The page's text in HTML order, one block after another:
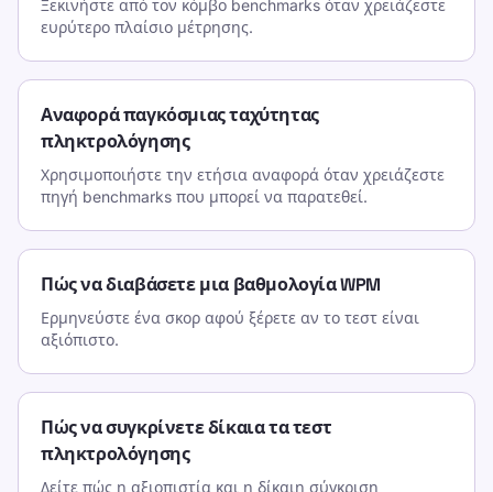
Ξεκινήστε από τον κόμβο benchmarks όταν χρειάζεστε
ευρύτερο πλαίσιο μέτρησης.
Αναφορά παγκόσμιας ταχύτητας
πληκτρολόγησης
Χρησιμοποιήστε την ετήσια αναφορά όταν χρειάζεστε
πηγή benchmarks που μπορεί να παρατεθεί.
Πώς να διαβάσετε μια βαθμολογία WPM
Ερμηνεύστε ένα σκορ αφού ξέρετε αν το τεστ είναι
αξιόπιστο.
Πώς να συγκρίνετε δίκαια τα τεστ
πληκτρολόγησης
Δείτε πώς η αξιοπιστία και η δίκαιη σύγκριση